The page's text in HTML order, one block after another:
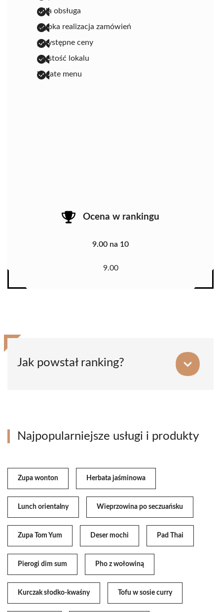
miła obsługa
szybka realizacja zamówień
przystępne ceny
czystość lokalu
bogate menu
Ocena w rankingu
9.00 na 10
9.00
Jak powstał ranking?
Najpopularniejsze usługi i produkty
Zupa wonton Herbata jaśminowa
Lunch orientalny Wieprzowina po seczuańsku
Zupa Tom Yum Deser mochi Pad Thai
Pierogi dim sum Pho z wołowiną
Kurczak słodko-kwaśny Tofu w sosie curry